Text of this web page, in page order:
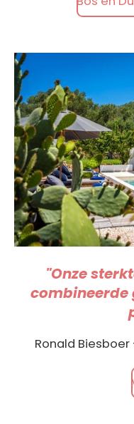
"Onze
combineerde
Ronald